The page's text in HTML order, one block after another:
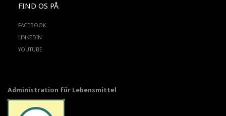
FIND OS PÅ
FACEBOOK
LINKEDIN
YOUTUBE
Administration für Lebensmittel